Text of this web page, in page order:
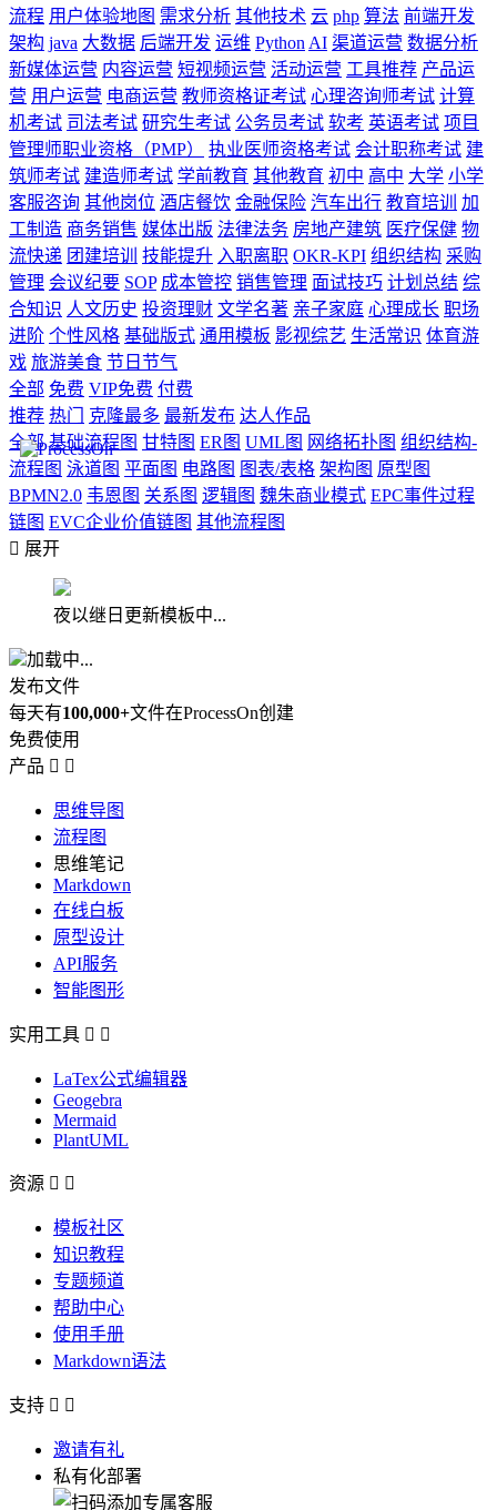
流程 用户体验地图 需求分析 其他技术 云 php 算法 前端开发
架构 java 大数据 后端开发 运维 Python AI 渠道运营 数据分析
新媒体运营 内容运营 短视频运营 活动运营 工具推荐 产品运
营 用户运营 电商运营 教师资格证考试 心理咨询师考试 计算
机考试 司法考试 研究生考试 公务员考试 软考 英语考试 项目
管理师职业资格（PMP）
执业医师资格考试 会计职称考试 建
筑师考试 建造师考试 学前教育 其他教育 初中 高中 大学 小学
客服咨询 其他岗位 酒店餐饮 金融保险 汽车出行 教育培训
加
工制造 商务销售 媒体出版 法律法务 房地产建筑 医疗保健 物
流快递 团建培训 技能提升 入职离职 OKR-KPI 组织结构 采购
管理 会议纪要 SOP 成本管控 销售管理 面试技巧 计划总结 综
合知识 人文历史 投资理财 文学名著 亲子家庭 心理成长 职场
进阶 个性风格 基础版式 通用模板 影视综艺 生活常识 体育游
戏 旅游美食 节日节气
全部 免费 VIP免费 付费
推荐 热门 克隆最多 最新发布 达人作品
全部 基础流程图 甘特图 ER图 UML图 网络拓扑图 组织结构-
流程图 泳道图 平面图 电路图 图表/表格 架构图 原型图
BPMN2.0 韦恩图 关系图 逻辑图 魏朱商业模式 EPC事件过程
链图 EVC企业价值链图 其他流程图
 展开
夜以继日更新模板中...
加载中...
发布文件
每天有100,000+文件在ProcessOn创建
免费使用
产品  
思维导图
流程图
思维笔记
Markdown
在线白板
原型设计
API服务
智能图形
实用工具  
LaTex公式编辑器
Geogebra
Mermaid
PlantUML
资源  
模板社区
知识教程
专题频道
帮助中心
使用手册
Markdown语法
支持  
邀请有礼
私有化部署